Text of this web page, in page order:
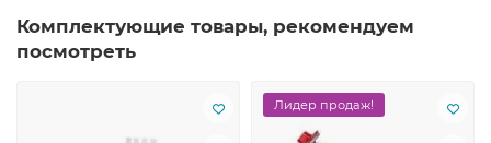
Комплектующие товары, рекомендуем
посмотреть
Лидер продаж!